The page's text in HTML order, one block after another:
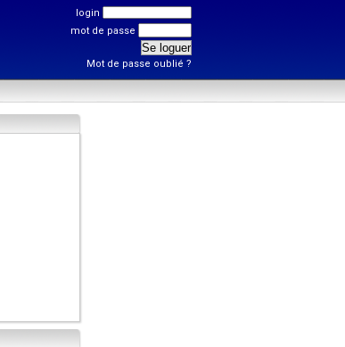
login
mot de passe
Mot de passe oublié ?